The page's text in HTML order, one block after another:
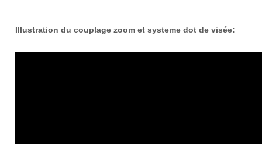
Illustration du couplage zoom et systeme dot de visée: